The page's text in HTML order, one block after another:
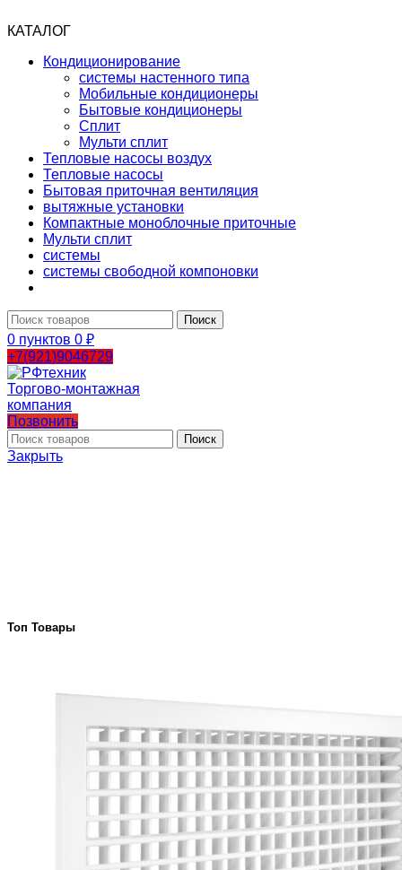
КАТАЛОГ
Кондиционирование
системы настенного типа
Мобильные кондиционеры
Бытовые кондиционеры
Сплит
Мульти сплит
Тепловые насосы воздух
Тепловые насосы
Бытовая приточная вентиляция
вытяжные установки
Компактные моноблочные приточные
Мульти сплит
системы
системы свободной компоновки
Поиск
0 пунктов 0 ₽
+7(921)9046729
Позвонить
Поиск
Закрыть
Топ Товары